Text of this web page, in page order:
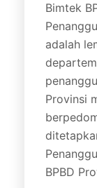
Bimtek
adalah
Provinsi
BPBD